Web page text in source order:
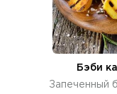
Бэби
Запеченный